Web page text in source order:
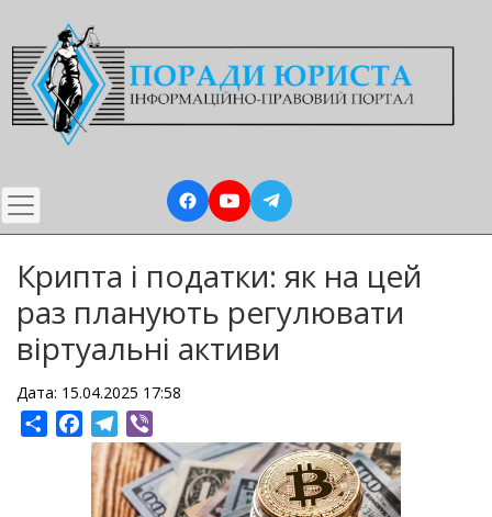
до
основного
вмісту
Крипта і податки: як на цей
раз планують регулювати
віртуальні активи
Дата: 15.04.2025 17:58
ShareFacebookTelegram